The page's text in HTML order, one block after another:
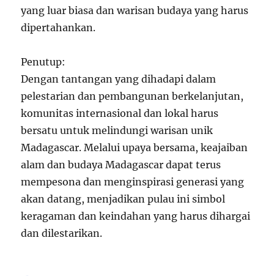
yang luar biasa dan warisan budaya yang harus
dipertahankan.
Penutup:
Dengan tantangan yang dihadapi dalam
pelestarian dan pembangunan berkelanjutan,
komunitas internasional dan lokal harus
bersatu untuk melindungi warisan unik
Madagascar. Melalui upaya bersama, keajaiban
alam dan budaya Madagascar dapat terus
mempesona dan menginspirasi generasi yang
akan datang, menjadikan pulau ini simbol
keragaman dan keindahan yang harus dihargai
dan dilestarikan.